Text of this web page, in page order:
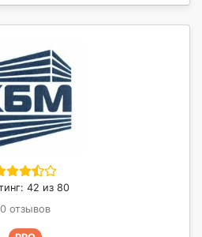
42 из 80
0 отзывов